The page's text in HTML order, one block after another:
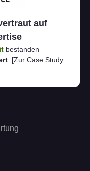
auf
bestanden
: [Zur Case Study